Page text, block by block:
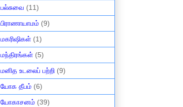
பல்சுவை (11)
பிராணாயாமம் (9)
மகரிஷிகள் (1)
மந்திரங்கள் (5)
மனித உடலைப் பற்றி (9)
யோக தீபம் (6)
யோகாசனம் (39)